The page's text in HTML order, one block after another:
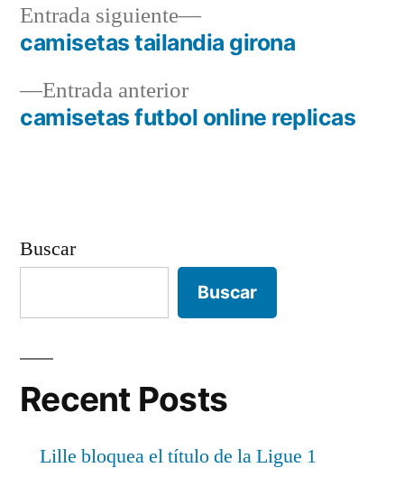
Navegación
deEntrada anteriorEntrada
anterior:
camisetas futbol online replicas
Entrada siguiente
Entrada
siguiente:
camisetas tailandia girona
Buscar
Buscar
Recent Posts
Lille bloquea el título de la Ligue 1